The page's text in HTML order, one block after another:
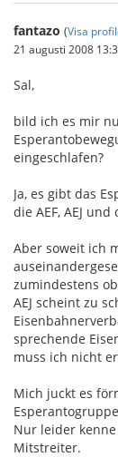
fantazo (Visa
21 augusti 2008
Sal,
bild ich es mir
eingeschlafen?
Ja, es gibt das
die AEF, AEJ
Aber soweit ich
zumindestens
AEJ scheint zu
sprechende
muss ich nicht
Mich juckt es
Nur leider
Mitstreiter.